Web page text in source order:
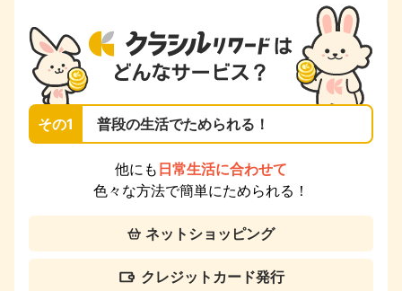
その1 普段の生活でためられる！
他にも 日常生活に合わせて
色々な方法で簡単にためられる！
ネットショッピング
クレジットカード発行